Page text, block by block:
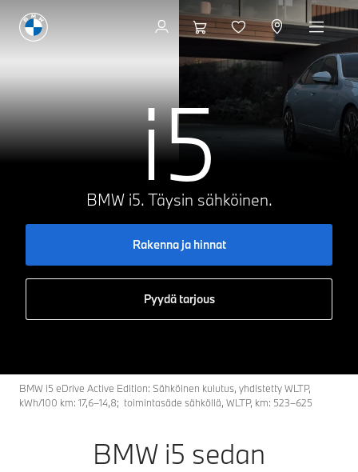
i5
BMW i5. Täysin sähköinen.
Rakenna ja hinnat
Pyydä tarjous
BMW i5 eDrive Active Edition: Sähköinen kulutus, yhdistetty WLTP,
kWh/100 km: 17,6–14,8; toimintasäde sähköllä, WLTP, km: 523–625
Rakenna ja hinnat
BMW i5 sedan